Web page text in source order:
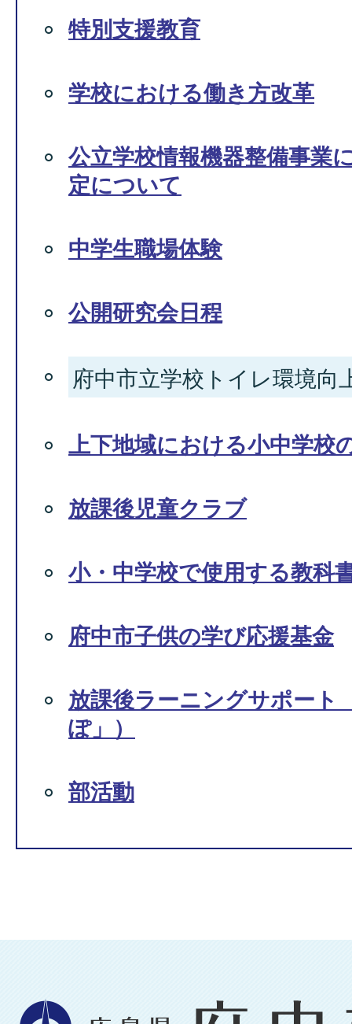
特別支援教育
学校における働き方改革
公立学校情報機器整備事業
定について
中学生職場体験
公開研究会日程
府中市立学校トイレ環境向
上下地域における小中学校
放課後児童クラブ
小・中学校で使用する教科
府中市子供の学び応援基金
放課後ラーニングサポート
ぽ」）
部活動
広